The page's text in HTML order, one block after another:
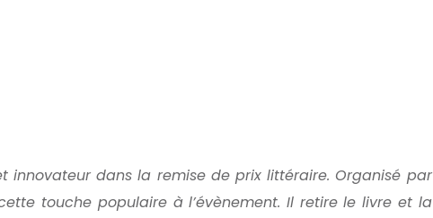
innovateur dans la remise de prix littéraire. Organisé par
touche populaire à l’évènement. Il retire le livre et la